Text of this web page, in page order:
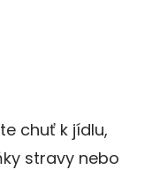
chuť k jídlu,
stravy nebo